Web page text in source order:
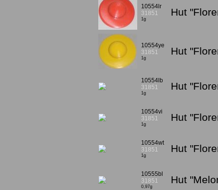
10554lr
31851
1g
Hut
10554ye
31851
1g
Hut
10554lb
31851
1g
Hut
10554vi
31851
1g
Hut
10554wt
31851
1g
Hut
10555bl
31851
0,97g
Hut